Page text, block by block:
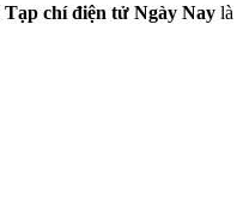
Tạp chí điện tử Ngày Nay là